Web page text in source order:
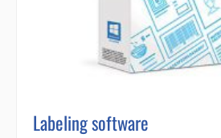
Labeling software